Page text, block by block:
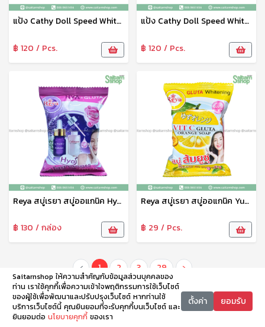
แป้ง Cathy Doll Speed White CC Powder Pact SPF40 PA+++ เบอร์ 02
฿ 120 / Pcs.
แป้ง Cathy Doll Speed White CC Powder Pact SPF40 PA+++ เบอร์ 01
฿ 120 / Pcs.
Reya สบู่เรยา สบู่ออแกนิค Hyaluron Gluta Soap สูตรไฮยาลูรอน กลูต้า 70 g
฿ 130 / กล่อง
Reya สบู่เรยา สบู่ออแกนิค Yusu Vit C Gluta Orange Soap สูตรส้มยูซุ วิตซี&กลูต้า 70 g
฿ 29 / Pcs.
‹ 1 2 3 29 ›
Saitarnshop ให้ความสำคัญกับข้อมูลส่วนบุคคลของ
ท่าน เราใช้คุกกี้เพื่อความเข้าใจพฤติกรรมการใช้เว็บไซต์
ของผู้ใช้เพื่อพัฒนาและปรับปรุงเว็บไซต์ หากท่านใช้
บริการเว็บไซต์นี้ คุณยินยอมที่จะรับคุกกี้บนเว็บไซต์ และ
ยินยอมต่อ นโยบายคุกกี้ ของเรา
ตั้งค่า ยอมรับ